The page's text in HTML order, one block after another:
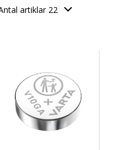
artiklar 22